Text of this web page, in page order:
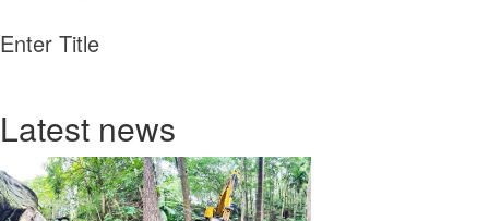
Enter Title
Latest news